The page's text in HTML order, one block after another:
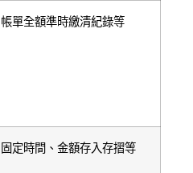
帳單全額準時繳清紀錄等
固定時間、金額存入存摺等